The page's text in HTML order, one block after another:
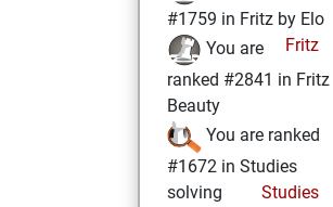
#1759 in Fritz by Elo
Fritz
You are
ranked #2841 in Fritz
Beauty
You are ranked
#1672 in Studies
solving
Studies